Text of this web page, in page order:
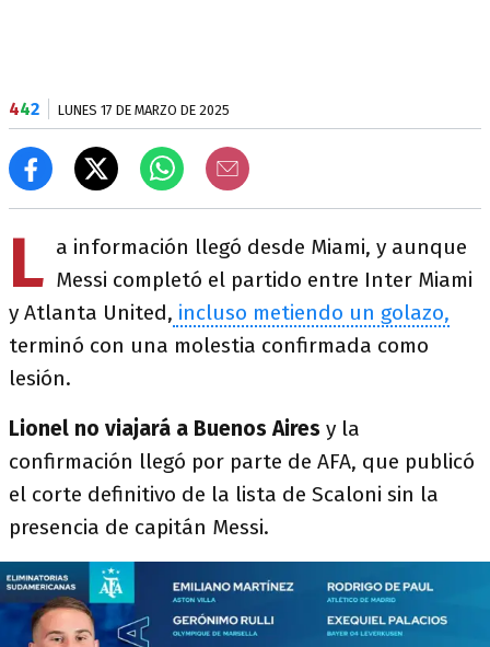
442 LUNES 17 DE MARZO DE 2025
L a información llegó desde Miami, y aunque
Messi completó el partido entre Inter Miami
y Atlanta United, incluso metiendo un golazo,
terminó con una molestia confirmada como
lesión.
Lionel no viajará a Buenos Aires y la
confirmación llegó por parte de AFA, que publicó
el corte definitivo de la lista de Scaloni sin la
presencia de capitán Messi.